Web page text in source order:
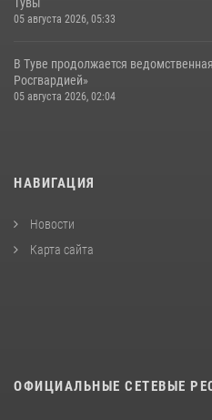
05 августа 2026, 05:33
В Туве продолжается
Росгвардией»
05 августа 2026, 02:04
НАВИГАЦИЯ
Новости
Карта сайта
ОФИЦИАЛЬНЫЕ СЕТЕВЫЕ